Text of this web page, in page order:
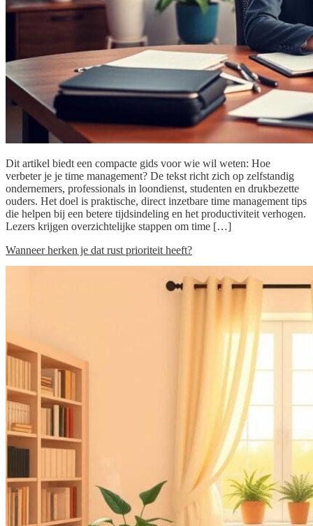
Dit artikel biedt een compacte gids voor wie wil weten: Hoe
verbeter je je time management? De tekst richt zich op zelfstandig
ondernemers, professionals in loondienst, studenten en drukbezette
ouders. Het doel is praktische, direct inzetbare time management tips
die helpen bij een betere tijdsindeling en het productiviteit verhogen.
Lezers krijgen overzichtelijke stappen om time […]
Wanneer herken je dat rust prioriteit heeft?